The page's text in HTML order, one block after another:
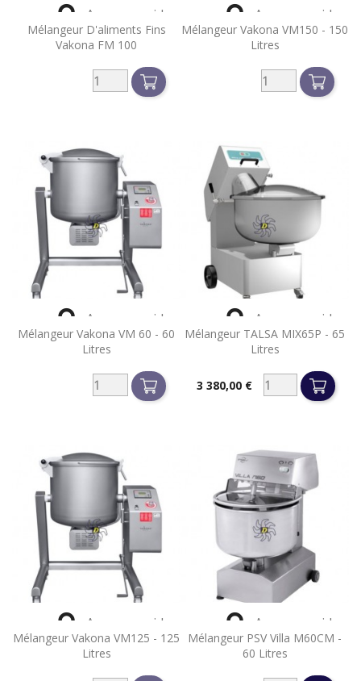
Mélangeur D'aliments Fins
Vakona FM 100
 Aperçu rapide
Mélangeur Vakona VM150 - 150
Litres
 Aperçu rapide
Mélangeur Vakona VM 60 - 60
Litres
 Aperçu rapide
Mélangeur TALSA MIX65P - 65
Litres
Prix3 380,00 €
 Aperçu rapide
Mélangeur Vakona VM125 - 125
Litres
 Aperçu rapide
Mélangeur PSV Villa M60CM -
60 Litres
 Aperçu rapide